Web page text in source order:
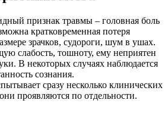
признак травмы – головная боль
кратковременная потеря
зрачков, судороги, шум в ушах.
слабость, тошноту, ему неприятен
В некоторых случаях наблюдается
сознания.
сразу несколько клинических
проявляются по отдельности.